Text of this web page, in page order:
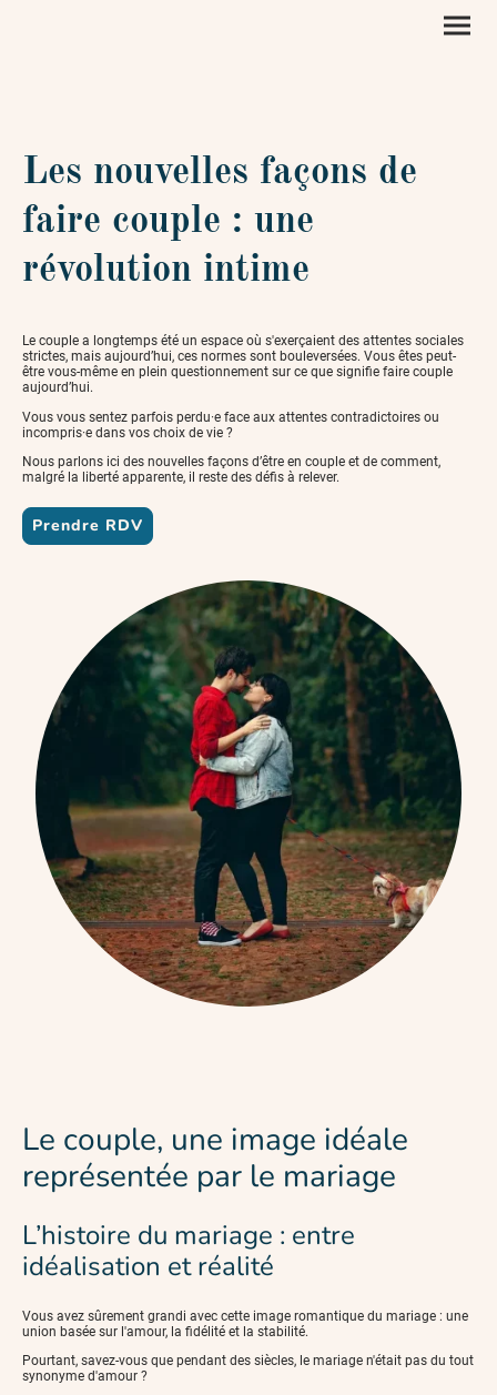
Les nouvelles façons de
faire couple : une
révolution intime
Le couple a longtemps été un espace où s'exerçaient des attentes sociales
strictes, mais aujourd’hui, ces normes sont bouleversées. Vous êtes peut-
être vous-même en plein questionnement sur ce que signifie faire couple
aujourd’hui.
Vous vous sentez parfois perdu·e face aux attentes contradictoires ou
incompris·e dans vos choix de vie ?
Nous parlons ici des nouvelles façons d’être en couple et de comment,
malgré la liberté apparente, il reste des défis à relever.
Prendre RDV
Le couple, une image idéale
représentée par le mariage
L’histoire du mariage : entre
idéalisation et réalité
Vous avez sûrement grandi avec cette image romantique du mariage : une
union basée sur l'amour, la fidélité et la stabilité.
Pourtant, savez-vous que pendant des siècles, le mariage n'était pas du tout
synonyme d'amour ?